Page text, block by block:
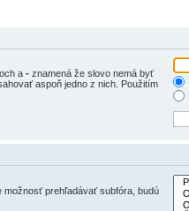
a - znamená že slovo nemá byť
aspoň jedno z nich. Použitím
prehľadávať subfóra, budú